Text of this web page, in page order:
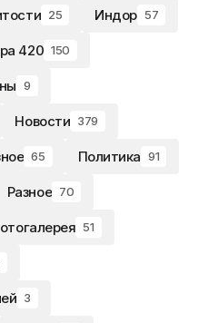
25 Индор 57
420 150
9
Новости 379
65 Политика 91
Разное 70
51
3